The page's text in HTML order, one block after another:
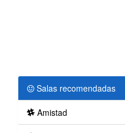
Salas recomendadas
Amistad